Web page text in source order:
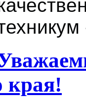
края!